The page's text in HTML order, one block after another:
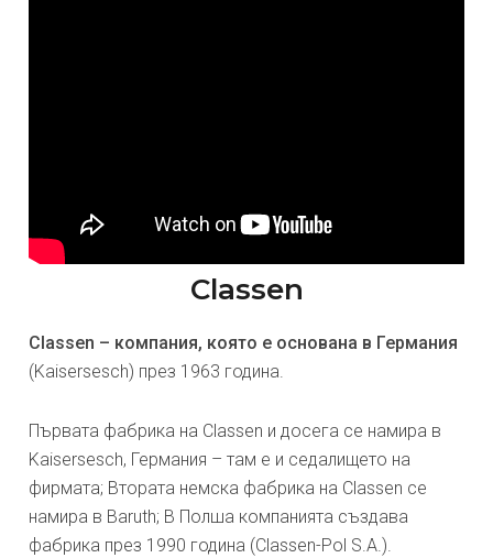
Classen
Classen – компания, която е основана в Германия
(Kaisersesch) през 1963 година.
Първата фабрика на Classen и досега се намира в
Kaisersesch, Германия – там е и седалището на
фирмата; Втората немска фабрика на Classen се
намира в Baruth; В Полша компанията създава
фабрика през 1990 година (Classen-Pol S.A.).